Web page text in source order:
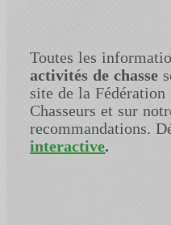
Toutes les
activités de chasse
site de la Fédération
Chasseurs et sur
recommandations.
interactive.